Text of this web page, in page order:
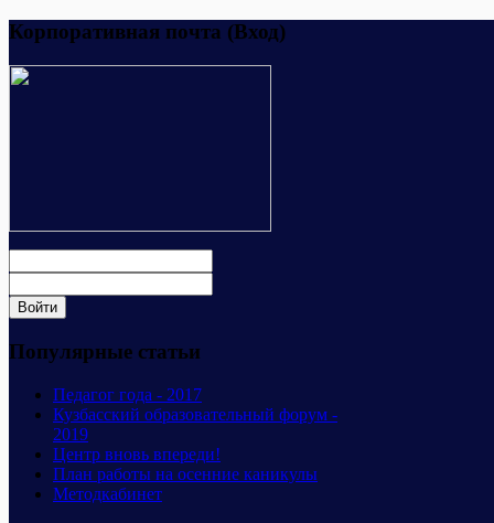
Корпоративная почта (Вход)
Популярные статьи
Педагог года - 2017
Кузбасский образовательный форум -
2019
Центр вновь впереди!
План работы на осенние каникулы
Методкабинет